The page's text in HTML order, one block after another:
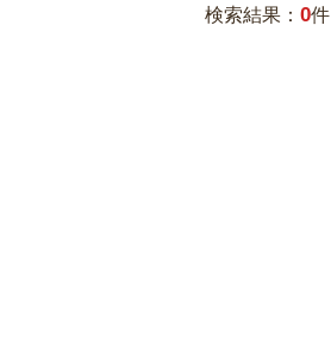
検索結果： 0件